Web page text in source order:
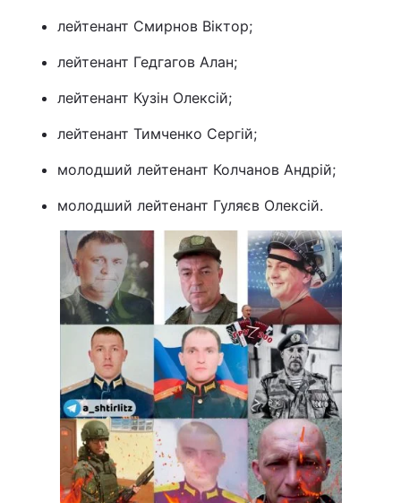
Екологія Регіони
Лонгріди
Вакансії
Контакти
лейтенант Смирнов Віктор;
лейтенант Гедгагов Алан;
лейтенант Кузін Олексій;
лейтенант Тимченко Сергій;
молодший лейтенант Колчанов Андрій;
молодший лейтенант Гуляєв Олексій.